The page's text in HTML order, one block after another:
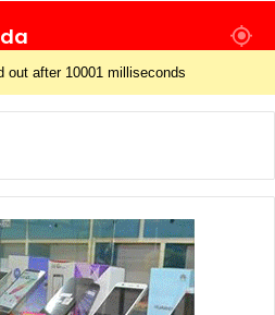
out after 10001 milliseconds